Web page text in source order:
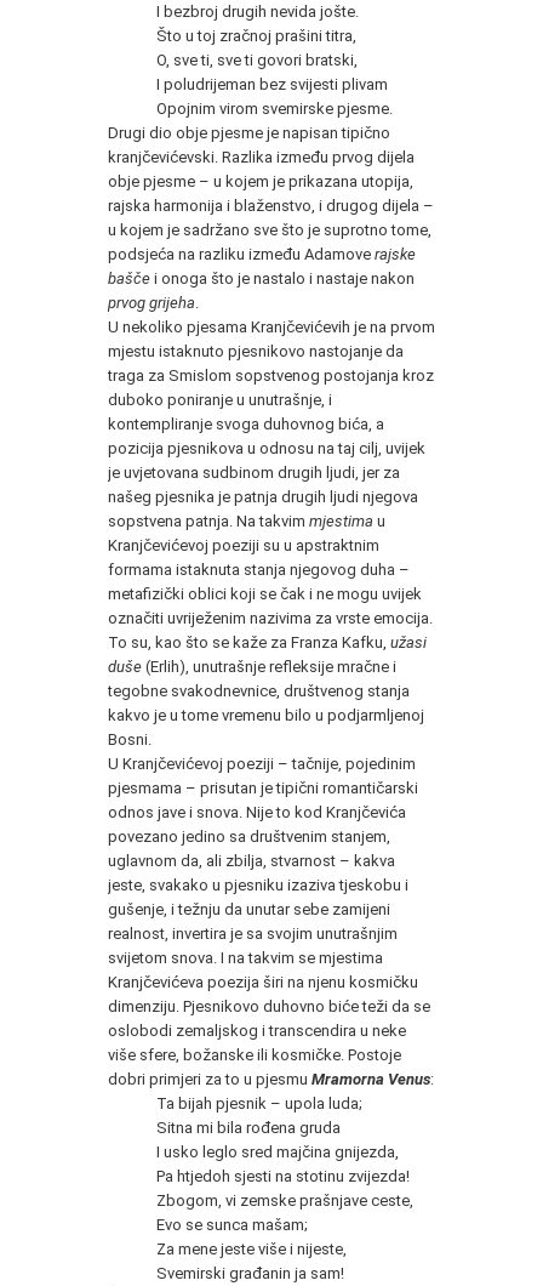
I bezbroj drugih nevida jošte.
Što u toj zračnoj prašini titra,
O, sve ti, sve ti govori bratski,
I poludrijeman bez svijesti plivam
Opojnim virom svemirske pjesme.
Drugi dio obje pjesme je napisan tipično
kranjčevićevski. Razlika između prvog dijela
obje pjesme – u kojem je prikazana utopija,
rajska harmonija i blaženstvo, i drugog dijela –
u kojem je sadržano sve što je suprotno tome,
podsjeća na razliku između Adamove rajske
bašče i onoga što je nastalo i nastaje nakon
prvog grijeha
U nekoliko pjesama Kranjčevićevih je na prvom
mjestu istaknuto pjesnikovo nastojanje da
traga za Smislom sopstvenog postojanja kroz
duboko poniranje u unutrašnje, i
kontempliranje svoga duhovnog bića, a
pozicija pjesnikova u odnosu na taj cilj, uvijek
je uvjetovana sudbinom drugih ljudi, jer za
našeg pjesnika je patnja drugih ljudi njegova
sopstvena patnja. Na takvim mjestima u
Kranjčevićevoj poeziji su u apstraktnim
formama istaknuta stanja njegovog duha –
metafizički oblici koji se čak i ne mogu uvijek
označiti uvriježenim nazivima za vrste emocija.
To su, kao što se kaže za Franza Kafku, užasi
duše (Erlih), unutrašnje refleksije mračne i
tegobne svakodnevnice, društvenog stanja
kakvo je u tome vremenu bilo u podjarmljenoj
Bosni.
U Kranjčevićevoj poeziji – tačnije, pojedinim
pjesmama – prisutan je tipični romantičarski
odnos jave i snova. Nije to kod Kranjčevića
povezano jedino sa društvenim stanjem,
uglavnom da, ali zbilja, stvarnost – kakva
jeste, svakako u pjesniku izaziva tjeskobu i
gušenje, i težnju da unutar sebe zamijeni
realnost, invertira je sa svojim unutrašnjim
svijetom snova. I na takvim se mjestima
Kranjčevićeva poezija širi na njenu kosmičku
dimenziju. Pjesnikovo duhovno biće teži da se
oslobodi zemaljskog i transcendira u neke
više sfere, božanske ili kosmičke. Postoje
dobri primjeri za to u pjesmu Mramorna Venus:
Ta bijah pjesnik – upola luda;
Sitna mi bila rođena gruda
I usko leglo sred majčina gnijezda,
Pa htjedoh sjesti na stotinu zvijezda!
Zbogom, vi zemske prašnjave ceste,
Evo se sunca mašam;
Za mene jeste više i nijeste,
Svemirski građanin ja sam!